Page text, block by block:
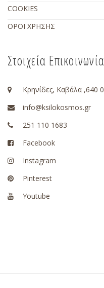
COOKIES
ΟΡΟΙ ΧΡΗΣΗΣ
Στοιχεία
Κρηνίδες, Καβάλα ,640
info@ksilokosmos.gr
251 110 1683
Facebook
Instagram
Pinterest
Youtube